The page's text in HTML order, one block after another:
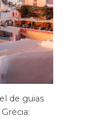
de guias